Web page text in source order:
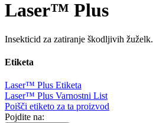
Laser™ Plus
Insekticid za zatiranje škodljivih žuželk.
Etiketa
Laser™ Plus Etiketa
Laser™ Plus Varnostni List
Poišči etiketo za ta proizvod
Pojdite na: